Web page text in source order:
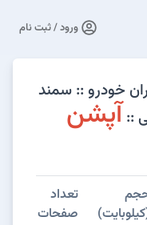
ورود / ثبت نام
خودرو :: سمند
آپشن
تعداد
صفحات